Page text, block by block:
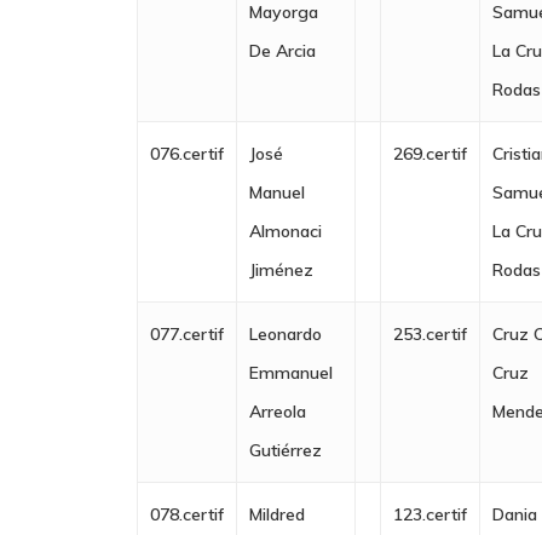
Mayorga
De Arcia
La
Rodas
076.certif
José
Manuel
Almonaci
Jiménez
269.certif
La
Rodas
077.certif
Leonardo
Emmanuel
Arreola
Gutiérrez
253.certif
Cruz
Cruz
078.certif
Mildred
123.certif
Dania